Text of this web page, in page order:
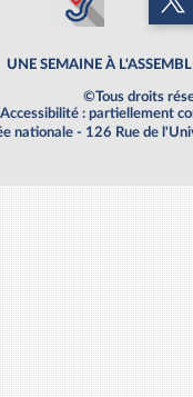
UNE SEMAINE À
©Tous droits
Accessibilité : partiellement
nationale - 126 Rue de